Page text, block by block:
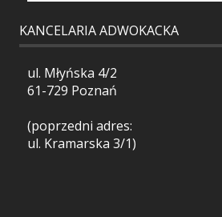
KANCELARIA ADWOKACKA
ul. Młyńska 4/2
61-729 Poznań
(poprzedni adres:
ul. Kramarska 3/1)